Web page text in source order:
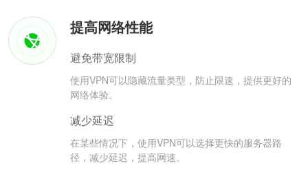
提高网络性能
避免带宽限制
使用VPN可以隐藏流量类型，防止限速，提供更好的
网络体验。
减少延迟
在某些情况下，使用VPN可以选择更快的服务器路
径，减少延迟，提高网速。